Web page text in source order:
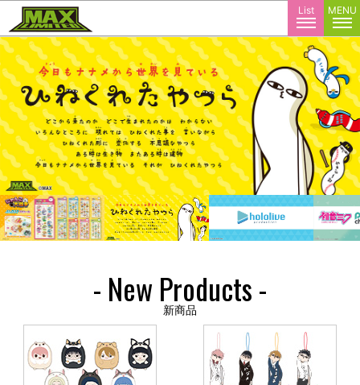
List MENU
株式会社マックスリミテッド
- New Products -
新商品